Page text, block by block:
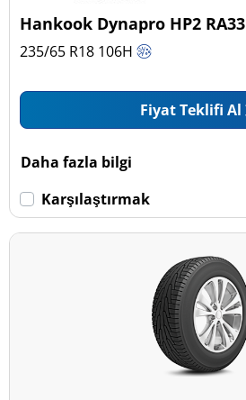
Hankook Dynapro HP2 RA33
235/65 R18 106H
Fiyat Teklifi Al
Daha fazla bilgi
Karşılaştırmak